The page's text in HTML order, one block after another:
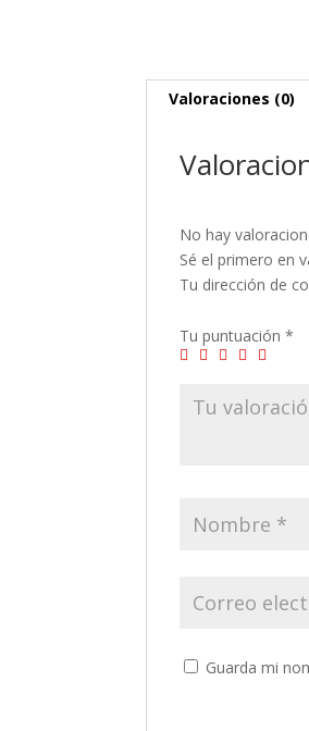
Valoraciones (0)
No hay
Sé el primero en
Tu dirección de
Tu puntuación*
Guarda mi